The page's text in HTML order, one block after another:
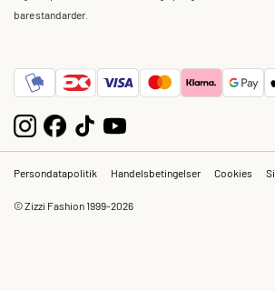
bare standarder.
Persondatapolitik Handelsbetingelser Cookies
© Zizzi Fashion 1999-2026